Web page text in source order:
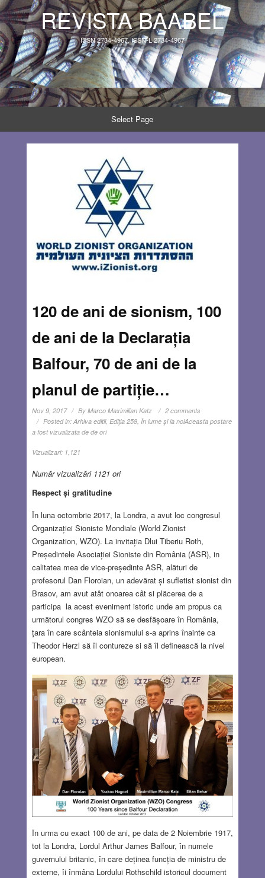
REVISTA BAABEL
ISSN 2734-4967, ISSN-L 2734-4967
Select Page
120 de ani de sionism, 100
de ani de la Declarația
Balfour, 70 de ani de la
planul de partiție…
Nov 9, 2017 By Marco Maximilian Katz
2 comments
Posted in: Arhiva editii, Ediţia 258, În lume şi la noiAceasta postare
a fost vizualizata de de ori
Vizualizari: 1,121
Număr vizualizări 1121 ori
Respect și gratitudine
În luna octombrie 2017, la Londra, a avut loc congresul
Organizației Sioniste Mondiale (World Zionist
Organization, WZO). La invitația Dlui Tiberiu Roth,
Președintele Asociației Sioniste din România (ASR), in
calitatea mea de vice-președinte ASR, alături de
profesorul Dan Floroian, un adevărat și sufletist sionist din
Brasov, am avut atât onoarea cât si plăcerea de a
participa la acest eveniment istoric unde am propus ca
următorul congres WZO să se desfășoare în România,
ţara în care scânteia sionismului s-a aprins înainte ca
Theodor Herzl să îl contureze si să îl definească la nivel
european.
În urma cu exact 100 de ani, pe data de 2 Noiembrie 1917,
tot la Londra, Lordul Arthur James Balfour, în numele
guvernului britanic, în care deținea funcția de ministru de
externe, îi înmâna Lordului Rothschild istoricul document